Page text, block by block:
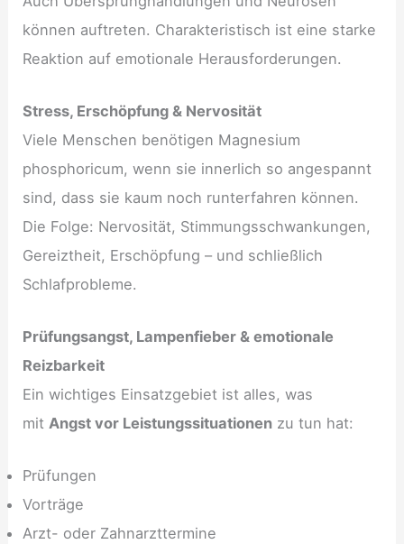
können auftreten. Charakteristisch ist eine starke
Reaktion auf emotionale Herausforderungen.
Stress, Erschöpfung & Nervosität
Viele Menschen benötigen Magnesium
phosphoricum, wenn sie innerlich so angespannt
sind, dass sie kaum noch runterfahren können.
Die Folge: Nervosität, Stimmungsschwankungen,
Gereiztheit, Erschöpfung – und schließlich
Schlafprobleme.
Prüfungsangst, Lampenfieber & emotionale
Reizbarkeit
Ein wichtiges Einsatzgebiet ist alles, was
mitAngst vor Leistungssituationen zu tun hat:
Prüfungen
Vorträge
Arzt- oder Zahnarzttermine